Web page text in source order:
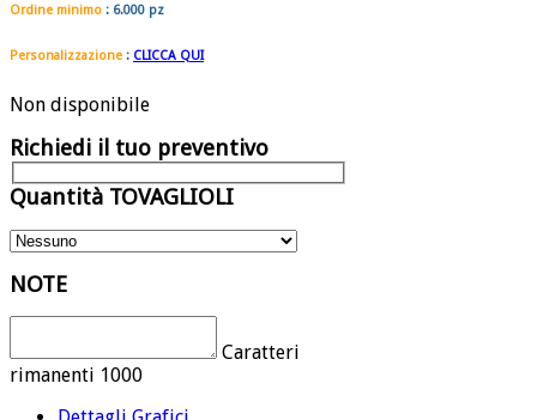
Ordine minimo : 6.000 pz
Personalizzazione : CLICCA QUI
Non disponibile
Richiedi il tuo preventivo
Quantità TOVAGLIOLI
NOTE
Caratteri
rimanenti 1000